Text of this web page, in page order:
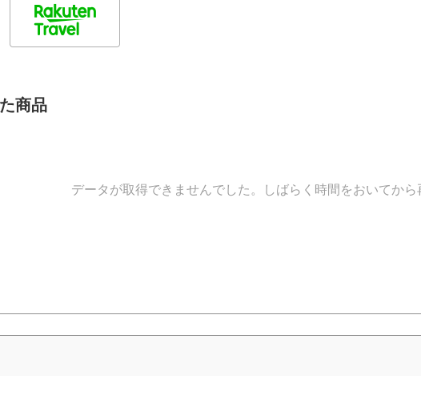
商品
データが取得できませんでした。しばらく時間をおいてから